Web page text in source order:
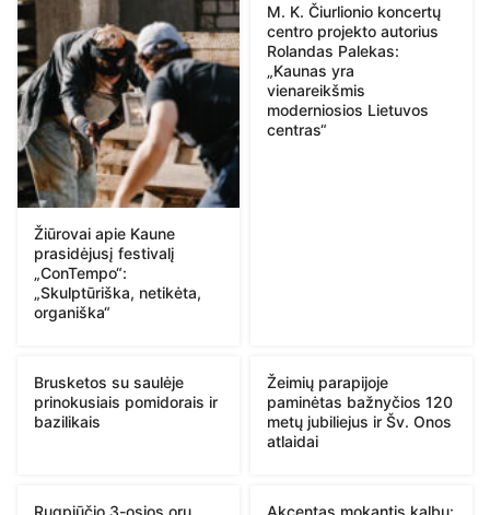
Žiūrovai apie Kaune
prasidėjusį festivalį
„ConTempo“:
„Skulptūriška, netikėta,
organiška“
M. K. Čiurlionio koncertų
centro projekto autorius
Rolandas Palekas:
„Kaunas yra
vienareikšmis
moderniosios Lietuvos
centras“
Brusketos su saulėje
prinokusiais pomidorais ir
bazilikais
Žeimių parapijoje
paminėtas bažnyčios 120
metų jubiliejus ir Šv. Onos
atlaidai
Rugpjūčio 3-osios orų
Akcentas mokantis kalbų: